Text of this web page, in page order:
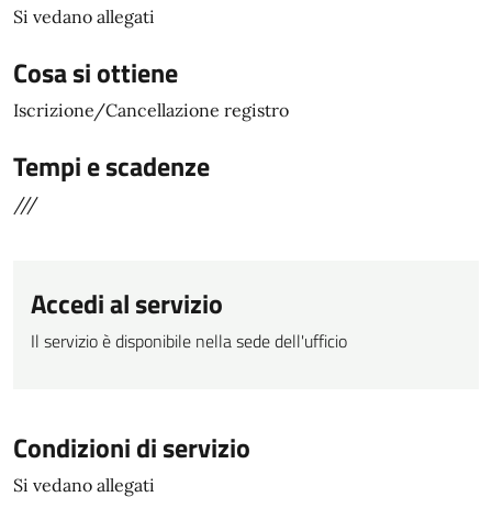
Si vedano allegati
Cosa si ottiene
Iscrizione/Cancellazione registro
Tempi e scadenze
///
Accedi al servizio
Il servizio è disponibile nella sede dell'ufficio
Condizioni di servizio
Si vedano allegati